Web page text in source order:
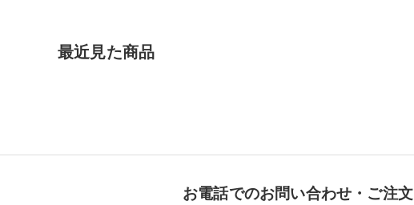
最近見た商品
お電話でのお問い合わせ・ご注文